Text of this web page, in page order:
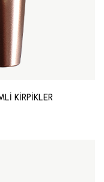
KİRPİKLER